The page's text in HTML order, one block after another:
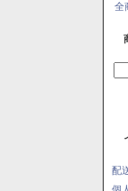
全
イ
配